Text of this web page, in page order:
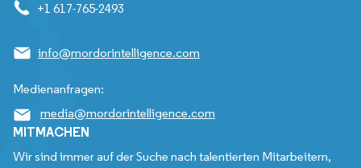
+1 617-765-2493
info@mordorintelligence.com
Medienanfragen:
media@mordorintelligence.com
MITMACHEN
Wir sind immer auf der Suche nach talentierten Mitarbeitern,